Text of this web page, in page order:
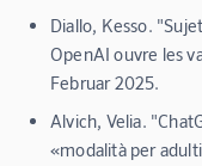
Diallo, Kesso.
OpenAI ouvre les
Februar 2025.
Alvich, Velia.
«modalità per